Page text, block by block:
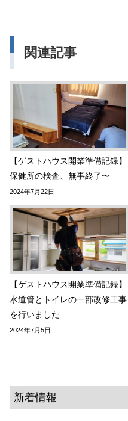
関連記事
【ゲストハウス開業準備記録】
保健所の検査、無事終了〜
2024年7月22日
【ゲストハウス開業準備記録】
水道管とトイレの一部改修工事
を行いました
2024年7月5日
新着情報